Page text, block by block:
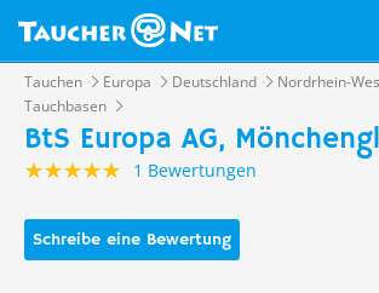
Tauchen Europa Deutschland
Nordrhein-
Tauchbasen
BtS Europa AG,
1 Bewertungen
Schreibe eine Bewertung